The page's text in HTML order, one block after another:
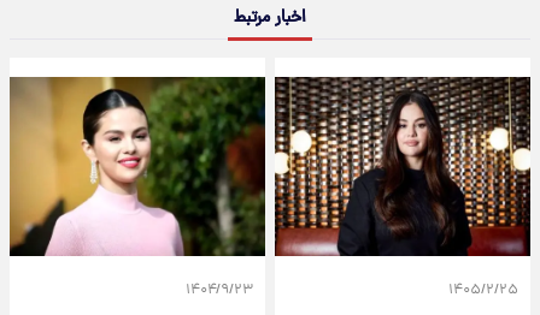
اخبار مرتبط
۱۴۰۵/۲/۲۵ ۱۴۰۴/۹/۲۳